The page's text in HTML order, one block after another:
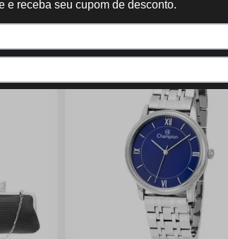
VIU TAMBÉM:
LANÇAMENTOS